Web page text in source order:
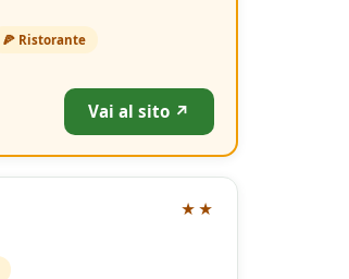
🍕 Ristorante
Vai al sito ↗
★★